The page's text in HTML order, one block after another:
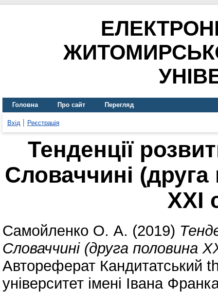
Головна Про сайт Перегляд
Вхід Реєстрація
Тенденції
Словаччині
ХХІ
Самойленко О. А. (2019)
Словаччині (друга половина
Автореферат Кандитатський
університет імені Івана